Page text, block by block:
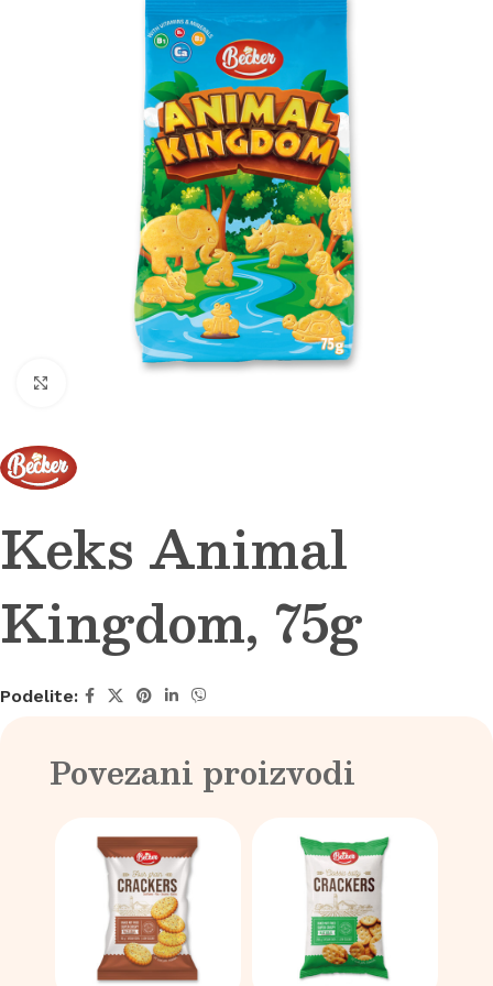
Keks Animal
Kingdom, 75g
Podelite:
Povezani proizvodi